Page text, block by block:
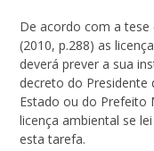
De acordo com a
(2010, p.288) as
deverá prever a sua
decreto do Presidente
Estado ou do Prefeito
licença ambiental se
esta tarefa.